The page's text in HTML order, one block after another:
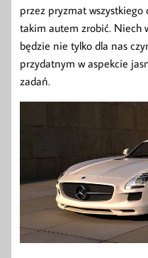
przez pryzmat wszystkiego
takim autem zrobić. Niech
będzie nie tylko dla nas
przydatnym w aspekcie
zadań.